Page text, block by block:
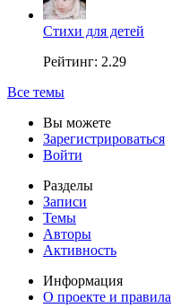
Стихи для детей
Рейтинг: 2.29
Все темы
Вы можете
Зарегистрироваться
Войти
Разделы
Записи
Темы
Авторы
Активность
Информация
О проекте и правила